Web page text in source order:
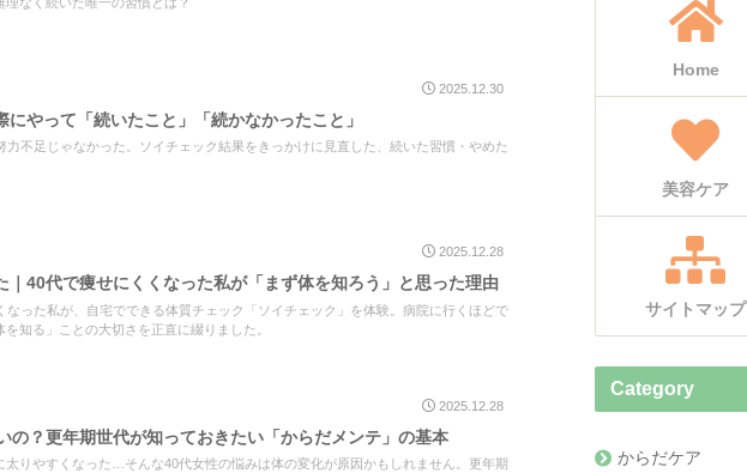
なく続いた唯一の習慣とは？
2025.12.30
やって「続いたこと」「続かなかったこと」
力不足じゃなかった。ソイチェック結果をきっかけに見直した、続いた習慣・やめた
2025.12.28
｜40代で痩せにくくなった私が「まず体を知ろう」と思った理由
なった私が、自宅でできる体質チェック「ソイチェック」を体験。病院に行くほどで
知る」ことの大切さを正直に綴りました。
2025.12.28
の？更年期世代が知っておきたい「からだメンテ」の基本
太りやすくなった…そんな40代女性の悩みは体の変化が原因かもしれません。更年期
Home
美容ケア
サイトマップ
Category
からだケア